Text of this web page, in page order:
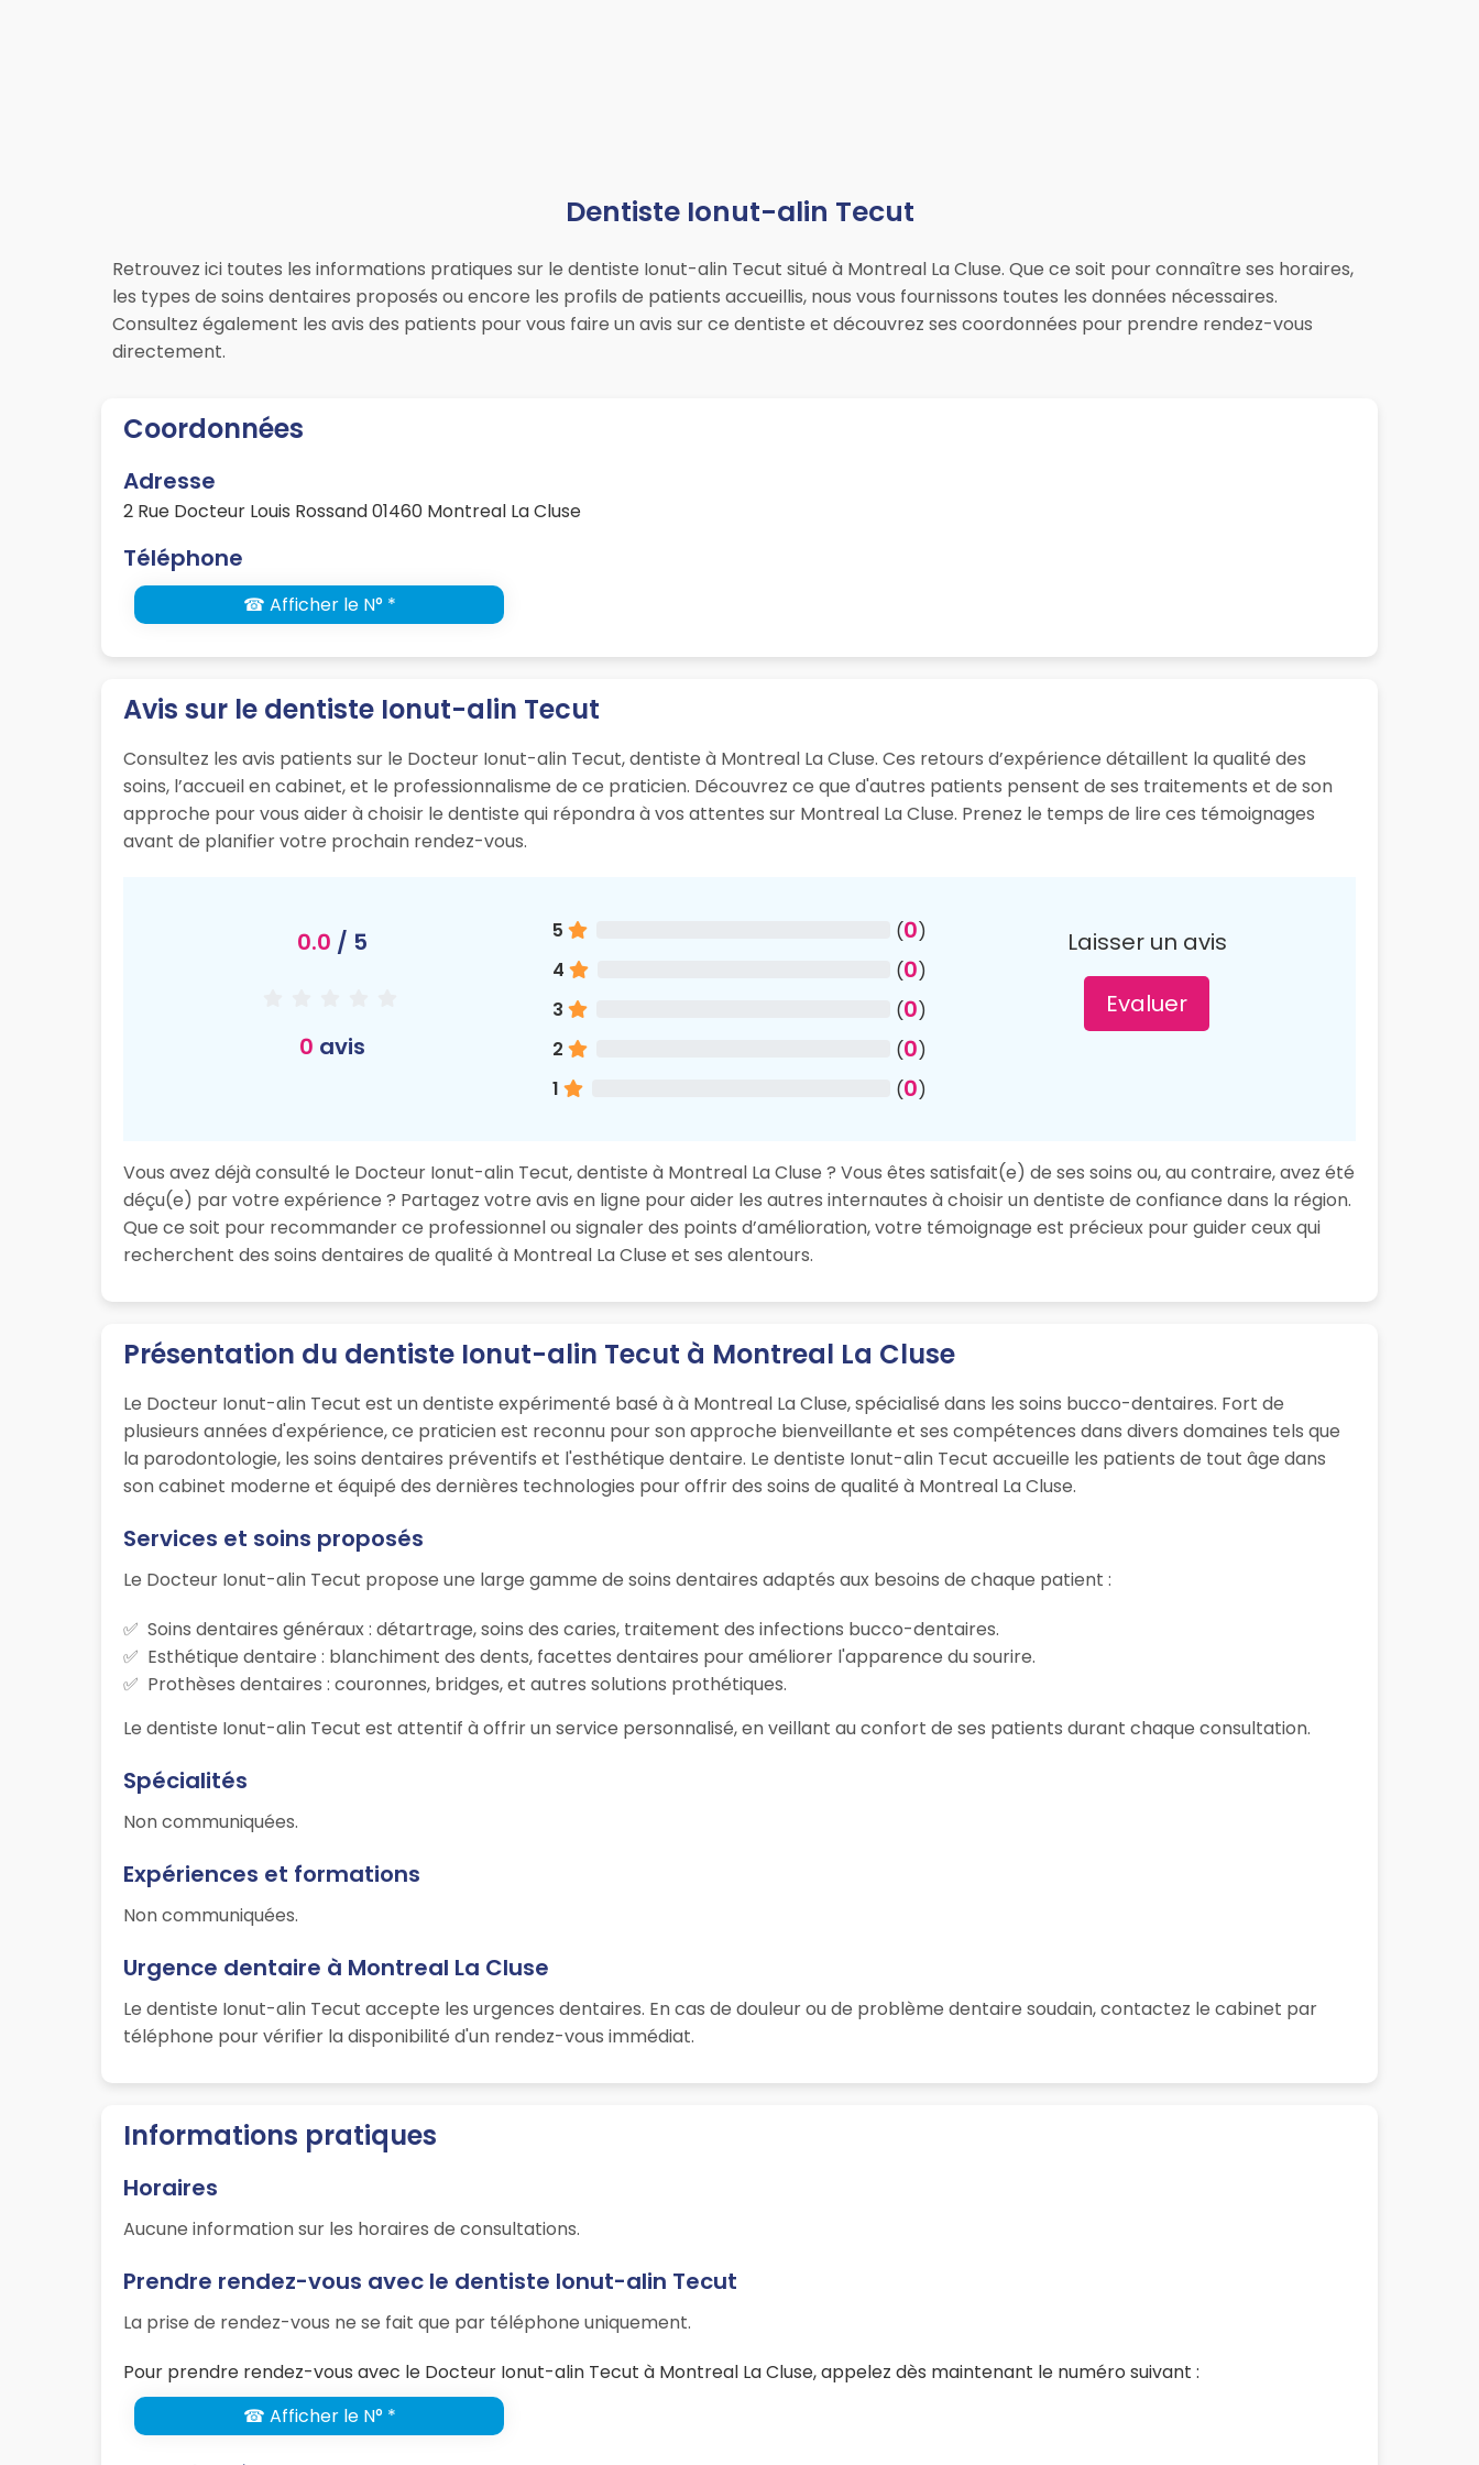
Dentiste Ionut-alin Tecut
Retrouvez ici toutes les informations pratiques sur le dentiste Ionut-alin Tecut situé à Montreal La Cluse. Que ce soit pour connaître ses horaires,
les types de soins dentaires proposés ou encore les profils de patients accueillis, nous vous fournissons toutes les données nécessaires.
Consultez également les avis des patients pour vous faire un avis sur ce dentiste et découvrez ses coordonnées pour prendre rendez-vous
directement.
Coordonnées
Adresse
2 Rue Docteur Louis Rossand 01460 Montreal La Cluse
Téléphone
☎ Afficher le N° *
Avis sur le dentiste Ionut-alin Tecut
Consultez les avis patients sur le Docteur Ionut-alin Tecut, dentiste à Montreal La Cluse. Ces retours d’expérience détaillent la qualité des
soins, l’accueil en cabinet, et le professionnalisme de ce praticien. Découvrez ce que d'autres patients pensent de ses traitements et de son
approche pour vous aider à choisir le dentiste qui répondra à vos attentes sur Montreal La Cluse. Prenez le temps de lire ces témoignages
avant de planifier votre prochain rendez-vous.
0.0 / 5
0 avis
5 (0)
4
(0)
3
(0)
2
(0)
1
(0)
Laisser un avis
Evaluer
Vous avez déjà consulté le Docteur Ionut-alin Tecut, dentiste à Montreal La Cluse ? Vous êtes satisfait(e) de ses soins ou, au contraire, avez été
déçu(e) par votre expérience ? Partagez votre avis en ligne pour aider les autres internautes à choisir un dentiste de confiance dans la région.
Que ce soit pour recommander ce professionnel ou signaler des points d’amélioration, votre témoignage est précieux pour guider ceux qui
recherchent des soins dentaires de qualité à Montreal La Cluse et ses alentours.
Présentation du dentiste Ionut-alin Tecut à Montreal La Cluse
Le Docteur Ionut-alin Tecut est un dentiste expérimenté basé à à Montreal La Cluse, spécialisé dans les soins bucco-dentaires. Fort de
plusieurs années d'expérience, ce praticien est reconnu pour son approche bienveillante et ses compétences dans divers domaines tels que
la parodontologie, les soins dentaires préventifs et l'esthétique dentaire. Le dentiste Ionut-alin Tecut accueille les patients de tout âge dans
son cabinet moderne et équipé des dernières technologies pour offrir des soins de qualité à Montreal La Cluse.
Services et soins proposés
Le Docteur Ionut-alin Tecut propose une large gamme de soins dentaires adaptés aux besoins de chaque patient :
Soins dentaires généraux : détartrage, soins des caries, traitement des infections bucco-dentaires.
Esthétique dentaire : blanchiment des dents, facettes dentaires pour améliorer l'apparence du sourire.
Prothèses dentaires : couronnes, bridges, et autres solutions prothétiques.
Le dentiste Ionut-alin Tecut est attentif à offrir un service personnalisé, en veillant au confort de ses patients durant chaque consultation.
Spécialités
Non communiquées.
Expériences et formations
Non communiquées.
Urgence dentaire à Montreal La Cluse
Le dentiste Ionut-alin Tecut accepte les urgences dentaires. En cas de douleur ou de problème dentaire soudain, contactez le cabinet par
téléphone pour vérifier la disponibilité d'un rendez-vous immédiat.
Informations pratiques
Horaires
Aucune information sur les horaires de consultations.
Prendre rendez-vous avec le dentiste Ionut-alin Tecut
La prise de rendez-vous ne se fait que par téléphone uniquement.
Pour prendre rendez-vous avec le Docteur Ionut-alin Tecut à Montreal La Cluse, appelez dès maintenant le numéro suivant :
☎ Afficher le N° *